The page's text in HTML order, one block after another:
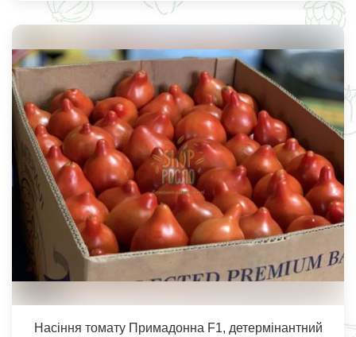
Насіння томату Примадонна F1, детермінантний